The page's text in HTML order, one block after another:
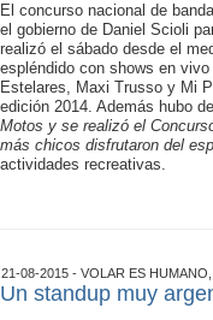
El concurso nacional de
el gobierno de Daniel Scioli
realizó el sábado desde el
espléndido con shows en
Estelares, Maxi Trusso y Mi
edición 2014. Además hubo
Motos y se realizó el
más chicos disfrutaron del
actividades recreativas.
21-08-2015 - VOLAR ES HUMANO,
Un standup muy